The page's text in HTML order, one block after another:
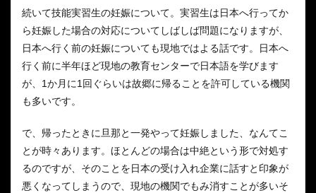
続いて技能実習生の妊娠について。実習生は日本へ行ってか
ら妊娠した場合の対応についてしばしば問題になりますが、
日本へ行く前の妊娠についても現地ではよる話です。日本へ
行く前に半年ほど現地の教育センターで日本語を学びます
が、1か月に1回ぐらいは故郷に帰ることを許可している機関
も多いです。
で、帰ったときに旦那と一発やって妊娠しました、なんてこ
とが時々あります。ほとんどの場合は中絶という形で対処す
るのですが、そのことを日本の受け入れ企業に話すと印象が
悪くなってしまうので、現地の機関でもみ消すことが多いそ